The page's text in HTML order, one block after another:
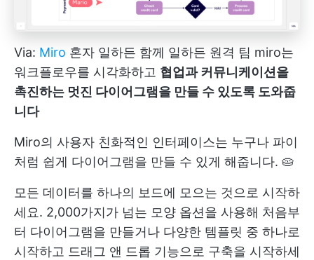
Via: Miro 혼자 일하든 함께 일하든 원격 팀 miro는
워크플로우를 시각화하고 협업과 커뮤니케이션을
촉진하는 멋진 다이어그램을 만들 수 있도록 도와줍
니다
Miro의 사용자 친화적인 인터페이스는 누구나 파이
처럼 쉽게 다이어그램을 만들 수 있게 해줍니다. 🥧
모든 데이터를 하나의 보드에 모으는 것으로 시작하
세요. 2,000가지가 넘는 모양 옵션을 사용해 처음부
터 다이어그램을 만들거나 다양한 템플릿 중 하나로
시작하고 드래그 앤 드롭 기능으로 구축을 시작하세